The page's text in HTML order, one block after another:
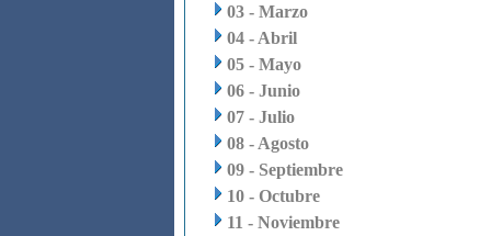
03 - Marzo
04 - Abril
05 - Mayo
06 - Junio
07 - Julio
08 - Agosto
09 - Septiembre
10 - Octubre
11 - Noviembre